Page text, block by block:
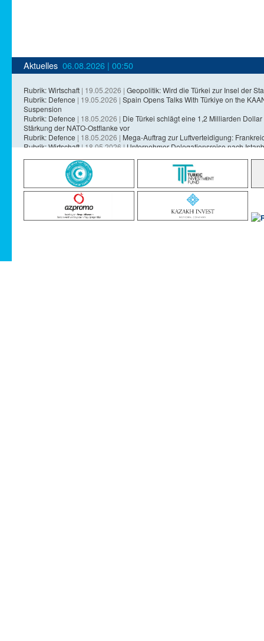
Aktuelles 06.08.2026 | 00:50
Rubrik: Wirtschaft | 19.05.2026 | Geopolitik: Wird die Türkei zur Insel der
Rubrik: Defence | 19.05.2026 | Spain Opens Talks With Türkiye on the
Suspension
Rubrik: Defence | 18.05.2026 | Die Türkei schlägt eine 1,2 Milliarden
Stärkung der NATO-Ostflanke vor
Rubrik: Defence | 18.05.2026 | Mega-Auftrag zur Luftverteidigung:
Rubrik: Wirtschaft| 18.05.2026 |Unternehmer-Delegationsreise nach